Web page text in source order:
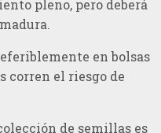
pleno, pero deberá
en bolsas
corren el riesgo de
de semillas es